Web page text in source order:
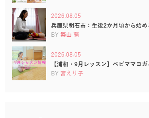
2026.08.05
兵庫県明石市：生後2か月頃から始
BY 築山 萌
2026.08.05
【浦和・9月レッスン】ベビママヨ
BY 宮えり子